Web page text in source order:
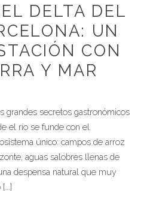
DELTA DEL
UN
CON
Y MAR
grandes secretos gastronómicos
el río se funde con el
único: campos de arroz
aguas salobres llenas de
despensa natural que muy